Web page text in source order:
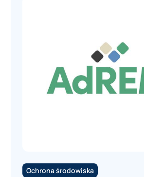
Ochrona środowiska